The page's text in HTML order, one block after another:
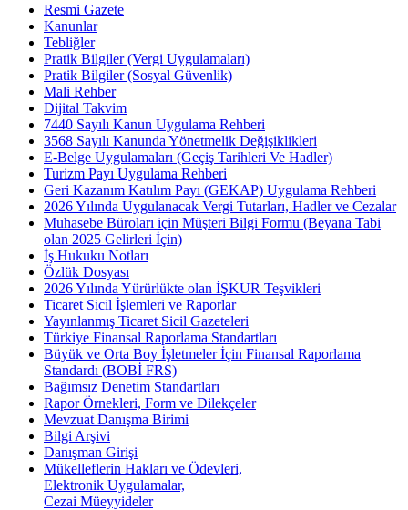
Resmi Gazete
Kanunlar
Tebliğler
Pratik Bilgiler (Vergi Uygulamaları)
Pratik Bilgiler (Sosyal Güvenlik)
Mali Rehber
Dijital Takvim
7440 Sayılı Kanun Uygulama Rehberi
3568 Sayılı Kanunda Yönetmelik Değişiklikleri
E-Belge Uygulamaları (Geçiş Tarihleri Ve Hadler)
Turizm Payı Uygulama Rehberi
Geri Kazanım Katılım Payı (GEKAP) Uygulama Rehberi
2026 Yılında Uygulanacak Vergi Tutarları, Hadler ve Cezalar
Muhasebe Büroları için Müşteri Bilgi Formu (Beyana Tabi
olan 2025 Gelirleri İçin)
İş Hukuku Notları
Özlük Dosyası
2026 Yılında Yürürlükte olan İŞKUR Teşvikleri
Ticaret Sicil İşlemleri ve Raporlar
Yayınlanmış Ticaret Sicil Gazeteleri
Türkiye Finansal Raporlama Standartları
Büyük ve Orta Boy İşletmeler İçin Finansal Raporlama
Standardı (BOBİ FRS)
Bağımsız Denetim Standartları
Rapor Örnekleri, Form ve Dilekçeler
Mevzuat Danışma Birimi
Bilgi Arşivi
Danışman Girişi
Mükelleflerin Hakları ve Ödevleri,
Elektronik Uygulamalar,
Cezai Müeyyideler